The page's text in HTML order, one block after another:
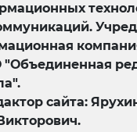
"Объединенная
сайта: